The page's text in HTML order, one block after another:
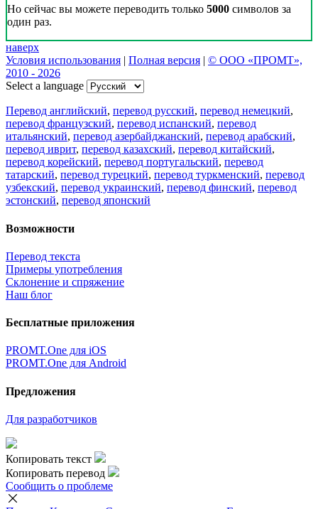
Цифровая эволюция перевода: как вузам бесплатно получить
CAT-систему PROMT Translation Factory
18 февраля 2026 года прошел очередной вебинар,
посвященный Академической программе компании PROMT
для представителей высших учебных заведений. Вебинар
провела Наталья Железняк, руководитель лингвистич
01.03.2026
Поделиться переводом
×
идет загрузка...
×
Но сейчас вы можете переводить только
один раз.
наверх
Условия использования
2010 - 2026